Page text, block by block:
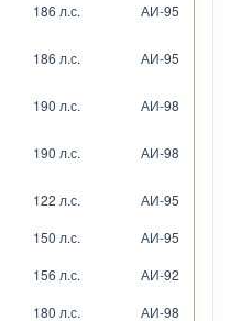
186 л.с. АИ-95
186 л.с. АИ-95
190 л.с. АИ-98
190 л.с. АИ-98
122 л.с. АИ-95
150 л.с. АИ-95
156 л.с. АИ-92
180 л.с. АИ-98